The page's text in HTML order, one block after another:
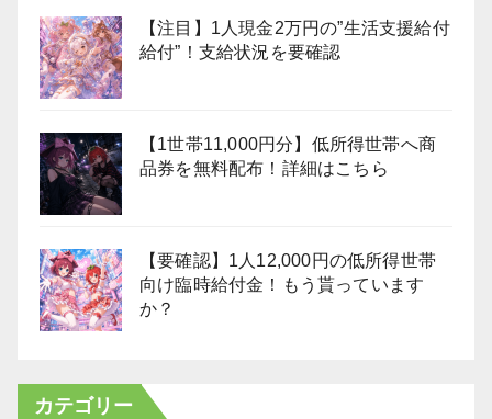
【注目】1人現金2万円の”生活支援給付
給付”！支給状況を要確認
【1世帯11,000円分】低所得世帯へ商
品券を無料配布！詳細はこちら
【要確認】1人12,000円の低所得世帯
向け臨時給付金！もう貰っています
か？
カテゴリー